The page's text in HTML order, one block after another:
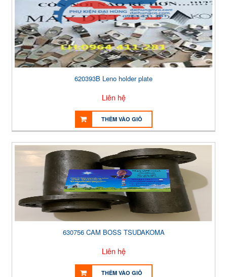
620393B Leno holder plate
Liên hệ
THÊM VÀO GIỎ
630756 CAM BOSS TSUDAKOMA
Liên hệ
THÊM VÀO GIỎ